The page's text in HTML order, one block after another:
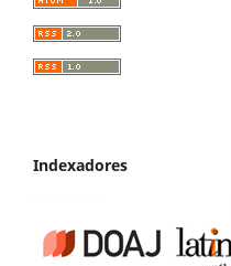
Indexadores